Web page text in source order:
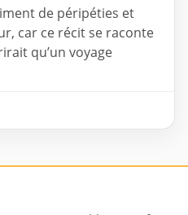
de péripéties et
car ce récit se raconte
qu’un voyage